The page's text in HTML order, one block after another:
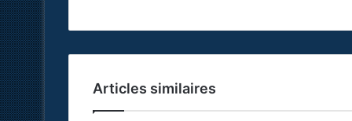
Articles similaires